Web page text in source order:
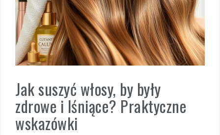
Jak suszyć włosy, by były
zdrowe i lśniące? Praktyczne
wskazówki